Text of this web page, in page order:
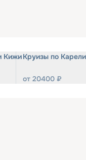
КижиКруизы по
от 20400 ₽